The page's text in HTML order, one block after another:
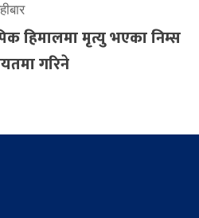
हिमालमा मृत्यु भएका निम्स
गरिने